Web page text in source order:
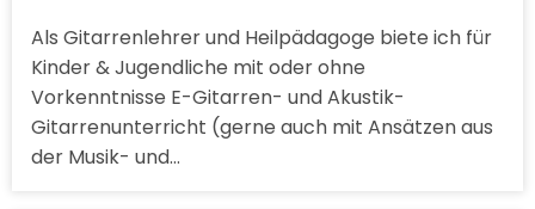
Als Gitarrenlehrer und Heilpädagoge biete ich für
Kinder & Jugendliche mit oder ohne
Vorkenntnisse E-Gitarren- und Akustik-
Gitarrenunterricht (gerne auch mit Ansätzen aus
der Musik- und…